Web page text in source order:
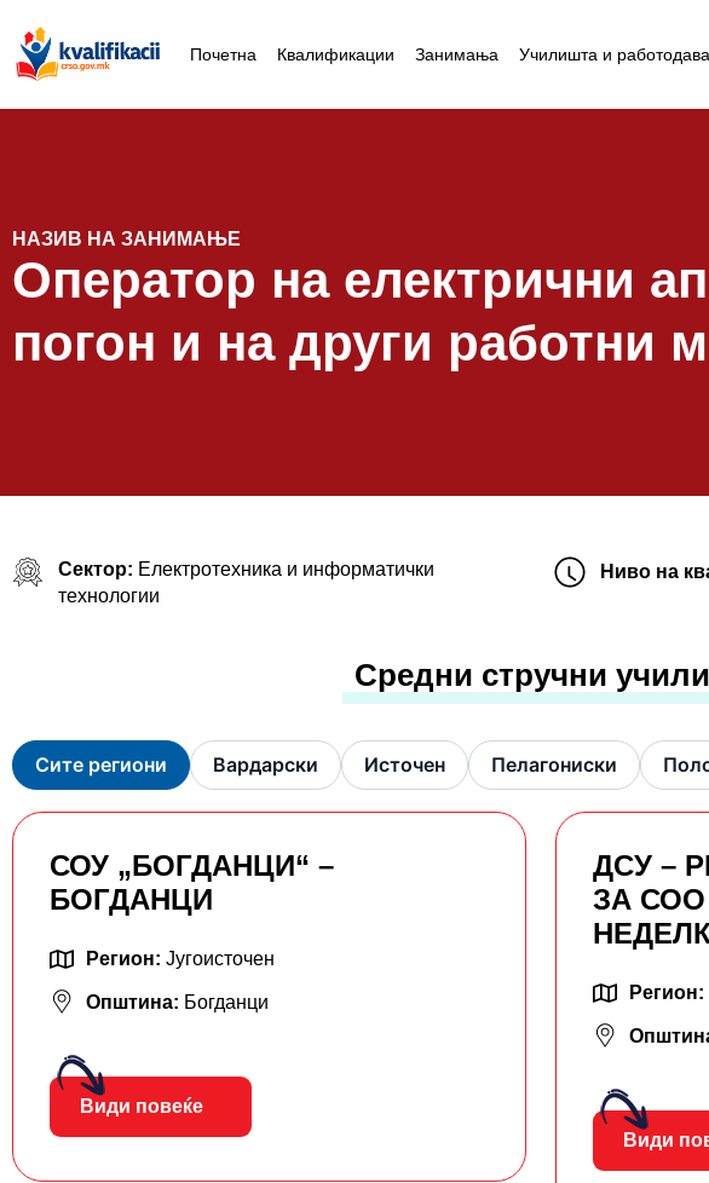
Почетна Квалификации Занимања Училишта и
НАЗИВ НА ЗАНИМАЊЕ
Оператор на електрични
погон и на други работни
Сектор: Електротехника и информатички
технологии
Ниво на
Средни стручни
Сите региони Вардарски Источен Пелагониски
СОУ „БОГДАНЦИ“ –
БОГДАНЦИ
Регион: Југоисточен
Општина: Богданци
Види повеќе
ДСУ –
ЗА СОО
Регион:
Види